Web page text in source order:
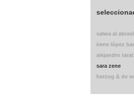
salwa al
irene lópez
alejandro
sara zene
herzog & de